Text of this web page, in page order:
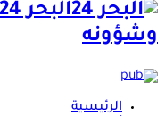
وشؤونه
الرئيسية